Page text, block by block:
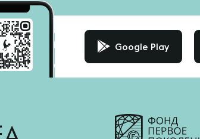
Google Play